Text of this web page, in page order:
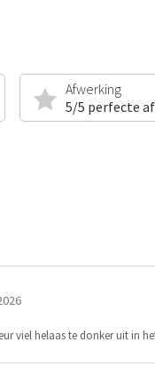
Afwerking
5/5 perfecte
viel helaas te donker uit in